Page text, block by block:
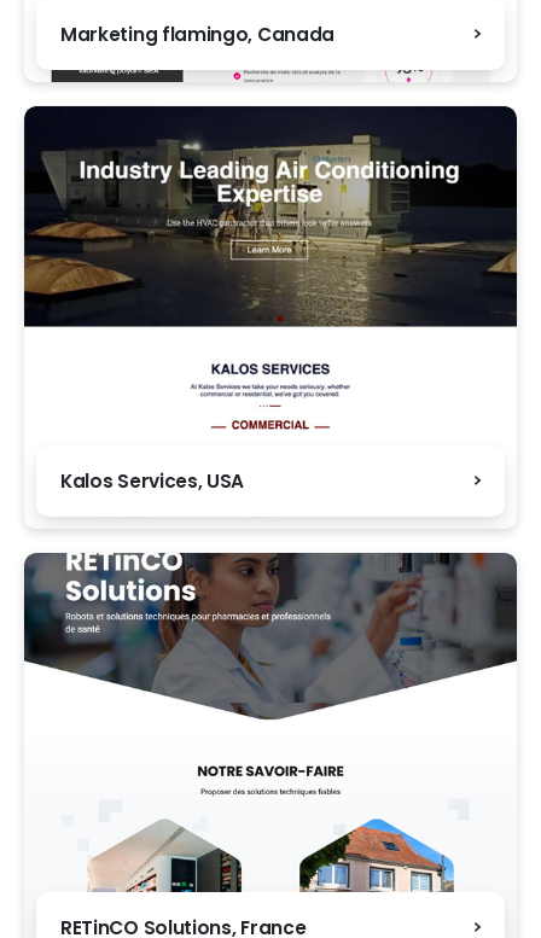
Marketing flamingo, Canada
Kalos Services, USA
RETinCO Solutions, France